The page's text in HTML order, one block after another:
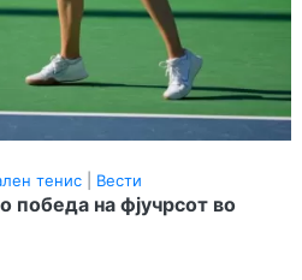
тенис Вести
победа на фјучрсот во